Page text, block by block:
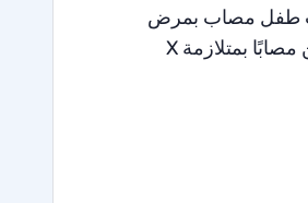
طفل مصاب بمرض
معين، ووفقًا للتوصية الطبية. على سبيل المثال، يمكن فحص العينة لمعرفة ما إذا كان الجنين مصابًا بمتلازمة X